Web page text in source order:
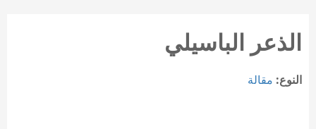
الذعر الباسيلي
النوع: مقالة